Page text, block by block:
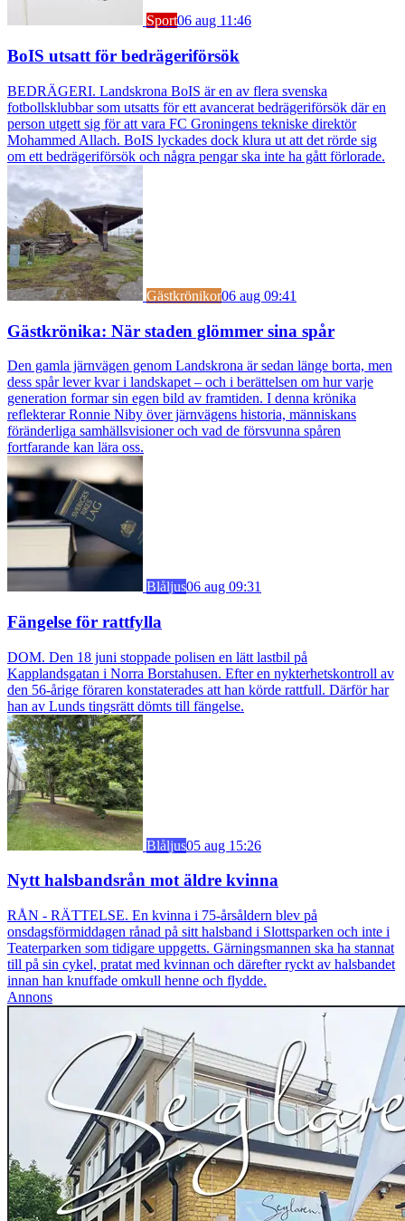
Sport06 aug 11:46
BoIS utsatt för bedrägeriförsök
BEDRÄGERI. Landskrona BoIS är en av flera svenska
fotbollsklubbar som utsatts för ett avancerat bedrägeriförsök där en
person utgett sig för att vara FC Groningens tekniske direktör
Mohammed Allach. BoIS lyckades dock klura ut att det rörde sig
om ett bedrägeriförsök och några pengar ska inte ha gått förlorade.
Gästkrönikor06 aug 09:41
Gästkrönika: När staden glömmer sina spår
Den gamla järnvägen genom Landskrona är sedan länge borta, men
dess spår lever kvar i landskapet – och i berättelsen om hur varje
generation formar sin egen bild av framtiden. I denna krönika
reflekterar Ronnie Niby över järnvägens historia, människans
föränderliga samhällsvisioner och vad de försvunna spåren
fortfarande kan lära oss.
Blåljus06 aug 09:31
Fängelse för rattfylla
DOM. Den 18 juni stoppade polisen en lätt lastbil på
Kapplandsgatan i Norra Borstahusen. Efter en nykterhetskontroll av
den 56-årige föraren konstaterades att han körde rattfull. Därför har
han av Lunds tingsrätt dömts till fängelse.
Blåljus05 aug 15:26
Nytt halsbandsrån mot äldre kvinna
RÅN - RÄTTELSE. En kvinna i 75-årsåldern blev på
onsdagsförmiddagen rånad på sitt halsband i Slottsparken och inte i
Teaterparken som tidigare uppgetts. Gärningsmannen ska ha stannat
till på sin cykel, pratat med kvinnan och därefter ryckt av halsbandet
innan han knuffade omkull henne och flydde.
Annons